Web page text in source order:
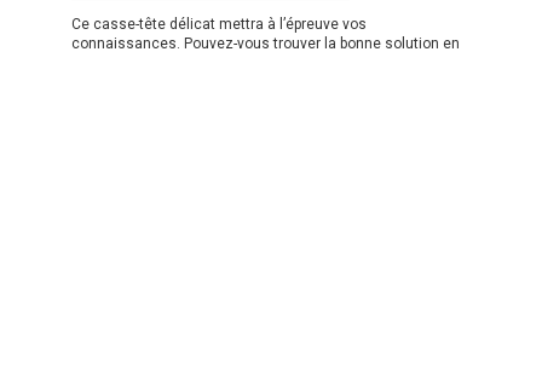
Ce casse-tête délicat mettra à l’épreuve vos
connaissances. Pouvez-vous trouver la bonne solution en